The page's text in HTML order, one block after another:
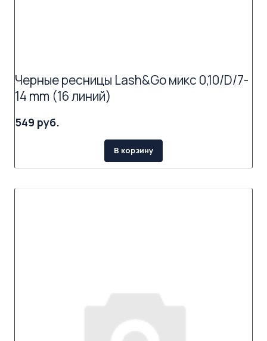
Черные ресницы Lash&Go микс 0,10/D/7-
14 mm (16 линий)
549 руб.
В корзину